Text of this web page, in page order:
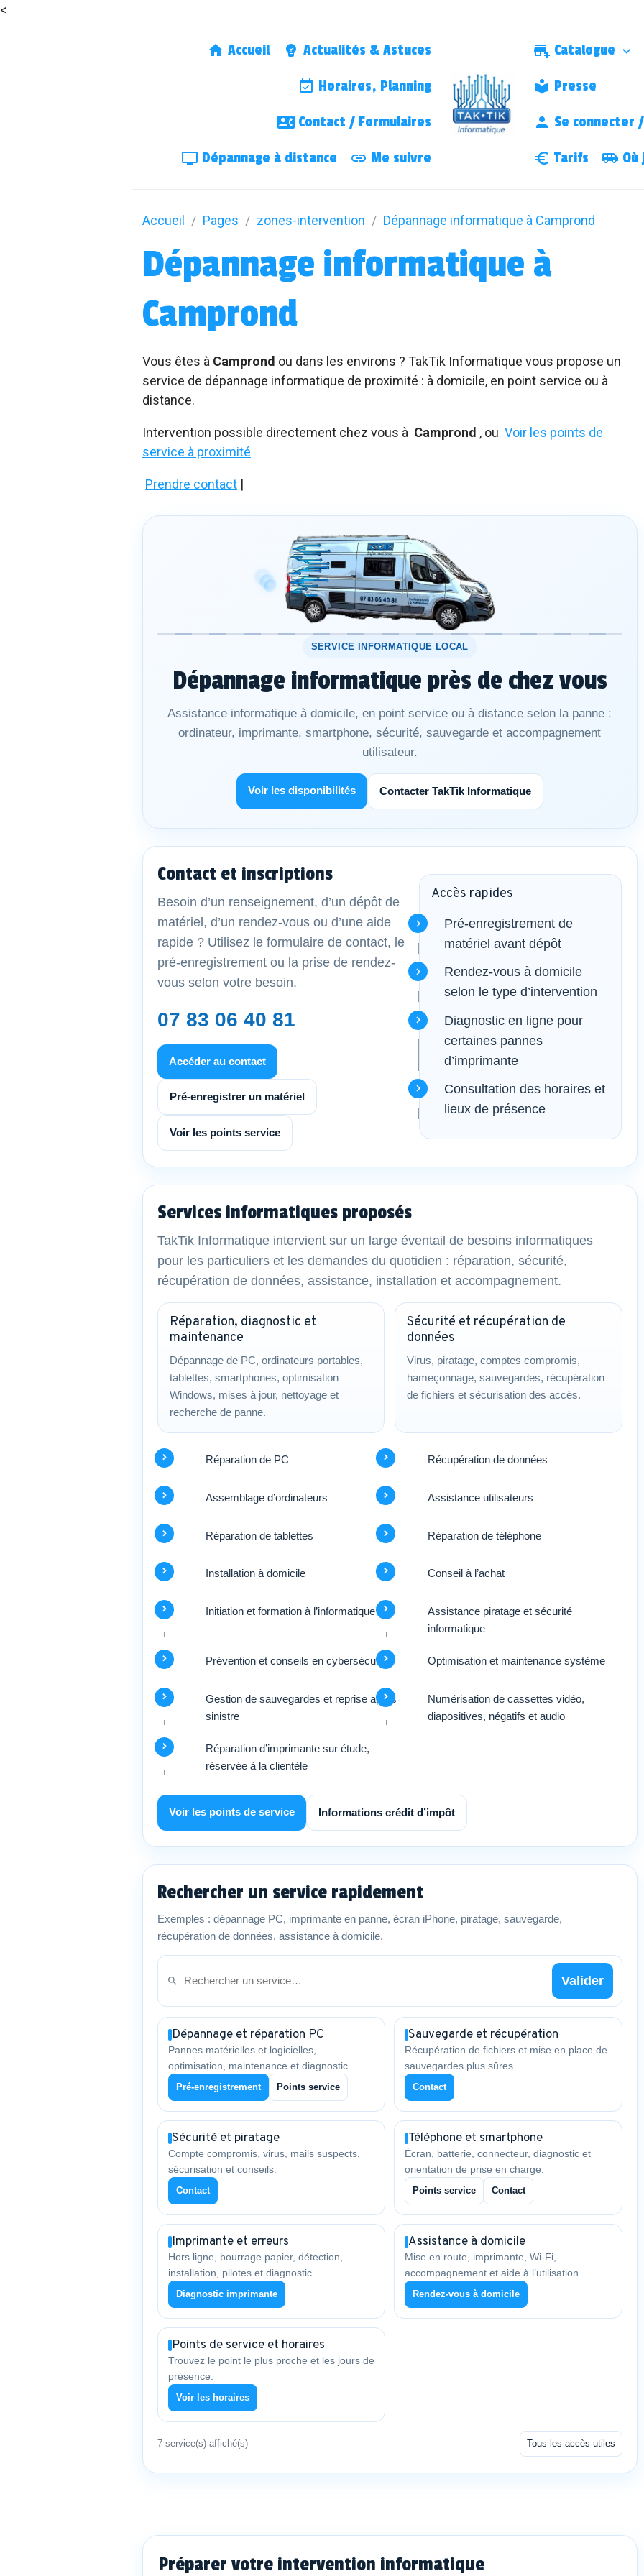
<
Accueil Actualités & Astuces
Horaires, Planning
Contact / Formulaires
Dépannage à distance Me suivre
Catalogue
Presse
Se connecter
Tarifs
Accueil Pages zones-intervention Dépannage informatique à Camprond
Dépannage informatique à
Camprond
Vous êtes à Camprond ou dans les environs ? TakTik Informatique vous propose un
service de dépannage informatique de proximité : à domicile, en point service ou à
distance.
Intervention possible directement chez vous à Camprond , ou Voir les points de
service à proximité
Prendre contact |
SERVICE INFORMATIQUE LOCAL
Dépannage informatique près de chez vous
Assistance informatique à domicile, en point service ou à distance selon la panne :
ordinateur, imprimante, smartphone, sécurité, sauvegarde et accompagnement
utilisateur.
Voir les disponibilités Contacter TakTik Informatique
Contact et inscriptions
Besoin d’un renseignement, d’un dépôt de
matériel, d’un rendez-vous ou d’une aide
rapide ? Utilisez le formulaire de contact, le
pré-enregistrement ou la prise de rendez-
vous selon votre besoin.
07 83 06 40 81
Accéder au contact
Pré-enregistrer un matériel
Voir les points service
Accès rapides
Pré-enregistrement de
matériel avant dépôt
Rendez-vous à domicile
selon le type d’intervention
Diagnostic en ligne pour
certaines pannes
d’imprimante
Consultation des horaires et
lieux de présence
Services informatiques proposés
TakTik Informatique intervient sur un large éventail de besoins informatiques
pour les particuliers et les demandes du quotidien : réparation, sécurité,
récupération de données, assistance, installation et accompagnement.
Réparation, diagnostic et
maintenance
Dépannage de PC, ordinateurs portables,
tablettes, smartphones, optimisation
Windows, mises à jour, nettoyage et
recherche de panne.
Sécurité et récupération de
données
Virus, piratage, comptes compromis,
hameçonnage, sauvegardes, récupération
de fichiers et sécurisation des accès.
Réparation de PC Récupération de données
Assemblage d’ordinateurs Assistance utilisateurs
Réparation de tablettes Réparation de téléphone
Installation à domicile Conseil à l’achat
Initiation et formation à l’informatique
Assistance piratage et sécurité
informatique
Prévention et conseils en cybersécurité Optimisation et maintenance système
Gestion de sauvegardes et reprise après
sinistre
Numérisation de cassettes vidéo,
diapositives, négatifs et audio
Réparation d’imprimante sur étude,
réservée à la clientèle
Voir les points de service Informations crédit d’impôt
Rechercher un service rapidement
Exemples : dépannage PC, imprimante en panne, écran iPhone, piratage, sauvegarde,
récupération de données, assistance à domicile.
Valider
Dépannage et réparation PC
Pannes matérielles et logicielles,
optimisation, maintenance et diagnostic.
Pré-enregistrement Points service
Sauvegarde et récupération
Récupération de fichiers et mise en place de
sauvegardes plus sûres.
Contact
Sécurité et piratage
Compte compromis, virus, mails suspects,
sécurisation et conseils.
Contact
Téléphone et smartphone
Écran, batterie, connecteur, diagnostic et
orientation de prise en charge.
Points service Contact
Imprimante et erreurs
Hors ligne, bourrage papier, détection,
installation, pilotes et diagnostic.
Diagnostic imprimante
Assistance à domicile
Mise en route, imprimante, Wi-Fi,
accompagnement et aide à l’utilisation.
Rendez-vous à domicile
Points de service et horaires
Trouvez le point le plus proche et les jours de
présence.
Voir les horaires
7 service(s) affiché(s) Tous les accès utiles
Préparer votre intervention informatique